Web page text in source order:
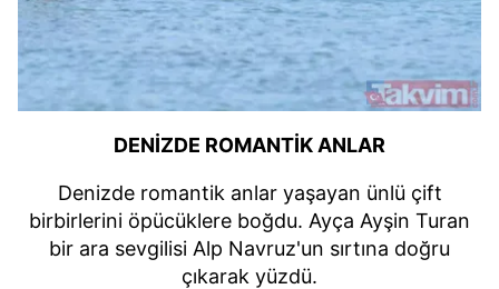
DENİZDE ROMANTİK ANLAR
Denizde romantik anlar yaşayan ünlü çift
birbirlerini öpücüklere boğdu. Ayça Ayşin Turan
bir ara sevgilisi Alp Navruz'un sırtına doğru
çıkarak yüzdü.